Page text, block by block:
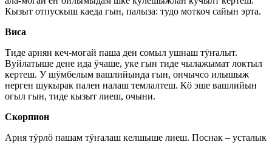
Кызыт отпускыш каеда гын, палыза: тудо моткоч сайын эрта.
Виса
Тиде арнян кеч-могай паша ден сомыл ушнаш тӱҥалыт.
Вуйлатыше дене ида ӱчаше, уке гын тиде чылажымат локтыл
кертеш. У шӱмбелым вашлийында гын, ончычсо илышыж
нерген шукырак пален налаш темлалтеш. Кӧ эше вашлийын
огыл гын, тиде кызыт лиеш, очыни.
Скорпион
Арня тӱрлӧ пашам тӱҥалаш келшыше лиеш. Поснак – усталык